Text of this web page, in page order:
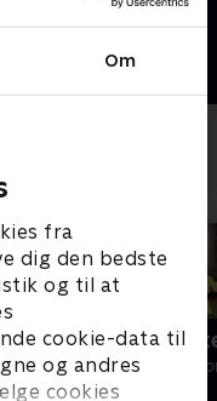
Om
fra
dig den bedste
og til at
cookie-data til
og andres
cookies
Livsstil • 1